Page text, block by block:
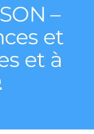
–
et
et à